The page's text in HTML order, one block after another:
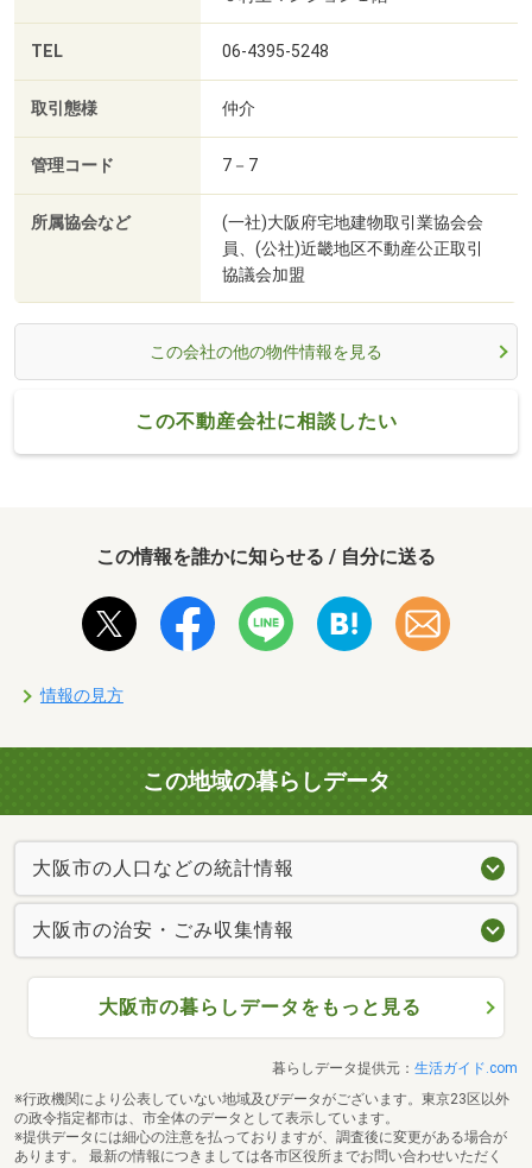
TEL 06-4395-5248
取引態様 仲介
管理コード 7－7
所属協会など
(一社)大阪府宅地建物取引業協会会
員、(公社)近畿地区不動産公正取引
協議会加盟
この会社の他の物件情報を見る
この不動産会社に相談したい
この情報を誰かに知らせる / 自分に送る
情報の見方
この地域の暮らしデータ
大阪市の人口などの統計情報
大阪市の治安・ごみ収集情報
大阪市の暮らしデータをもっと見る
暮らしデータ提供元： 生活ガイド.com
※行政機関により公表していない地域及びデータがございます。東京23区以外
の政令指定都市は、市全体のデータとして表示しています。
※提供データには細心の注意を払っておりますが、調査後に変更がある場合が
あります。 最新の情報につきましては各市区役所までお問い合わせいただく